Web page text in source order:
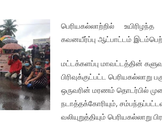
பெரியகல்லாற்றில் உயிரிழந்த
கவனயீர்ப்பு ஆட்பாட்டம்
மட்டக்களப்பு மாவட்டத்தின்
பிரிவுக்குட்பட்ட
பெரியகல்லாறு
ஒருவரின் மரணம் தொடர்பில்
நடாத்தக்கோரியும்,
வலியுறுத்தியும் பெரியகல்லாறு